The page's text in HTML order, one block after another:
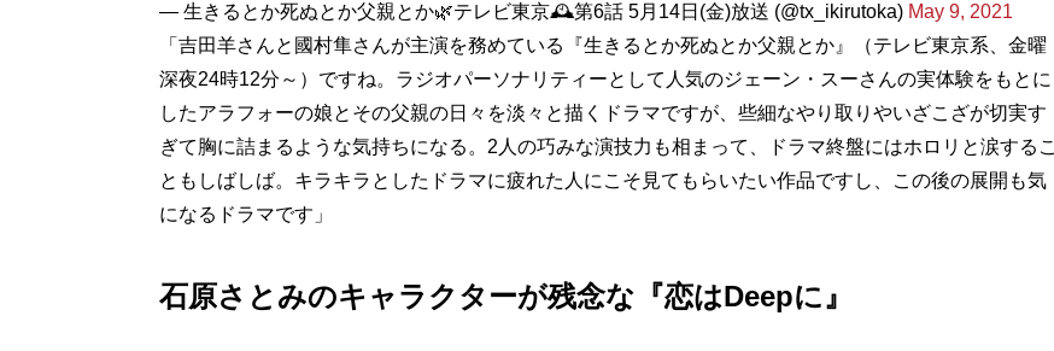
— 生きるとか死ぬとか父親とか🌿テレビ東京🕰第6話 5月14日(金)放送 (@tx_ikirutoka) May 9, 2021
「吉田羊さんと國村隼さんが主演を務めている『生きるとか死ぬとか父親とか』（テレビ東京系、金曜
深夜24時12分～）ですね。ラジオパーソナリティーとして人気のジェーン・スーさんの実体験をもとに
したアラフォーの娘とその父親の日々を淡々と描くドラマですが、些細なやり取りやいざこざが切実す
ぎて胸に詰まるような気持ちになる。2人の巧みな演技力も相まって、ドラマ終盤にはホロリと涙するこ
ともしばしば。キラキラとしたドラマに疲れた人にこそ見てもらいたい作品ですし、この後の展開も気
になるドラマです」
石原さとみのキャラクターが残念な『恋はDeepに』